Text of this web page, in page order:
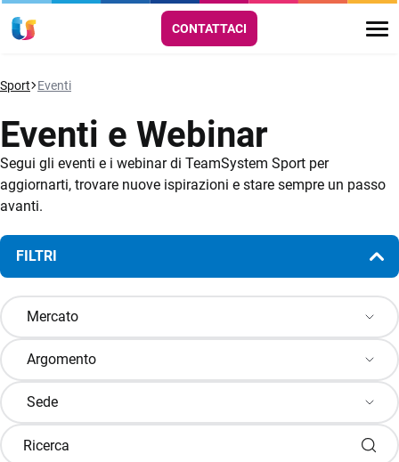
CONTATTACI
Sport Eventi
Eventi e Webinar
Segui gli eventi e i webinar di TeamSystem Sport per
aggiornarti, trovare nuove ispirazioni e stare sempre un passo
avanti.
FILTRI
Mercato
Argomento
Sede